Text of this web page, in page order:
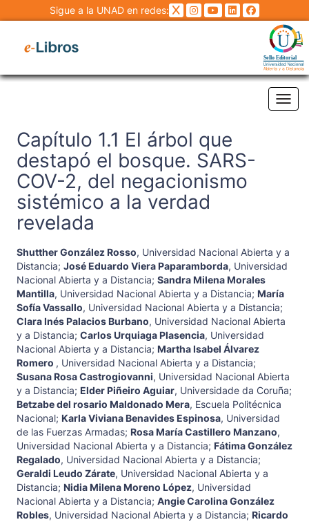
Sigue a la UNAD en redes:
Capítulo 1.1 El árbol que
destapó el bosque. SARS-
COV-2, del negacionismo
sistémico a la verdad
revelada
Shutther González Rosso, Universidad Nacional Abierta y a
Distancia; José Eduardo Viera Paparamborda, Universidad
Nacional Abierta y a Distancia; Sandra Milena Morales
Mantilla, Universidad Nacional Abierta y a Distancia; María
Sofía Vassallo, Universidad Nacional Abierta y a Distancia;
Clara Inés Palacios Burbano, Universidad Nacional Abierta
y a Distancia; Carlos Urquiaga Plasencia, Universidad
Nacional Abierta y a Distancia; Martha Isabel Álvarez
Romero , Universidad Nacional Abierta y a Distancia;
Susana Rosa Castrogiovanni, Universidad Nacional Abierta
y a Distancia; Elder Piñeiro Aguiar, Universidade da Coruña;
Betzabe del rosario Maldonado Mera, Escuela Politécnica
Nacional; Karla Viviana Benavides Espinosa, Universidad
de las Fuerzas Armadas; Rosa María Castillero Manzano,
Universidad Nacional Abierta y a Distancia; Fátima González
Regalado, Universidad Nacional Abierta y a Distancia;
Geraldi Leudo Zárate, Universidad Nacional Abierta y a
Distancia; Nidia Milena Moreno López, Universidad
Nacional Abierta y a Distancia; Angie Carolina González
Robles, Universidad Nacional Abierta y a Distancia; Ricardo